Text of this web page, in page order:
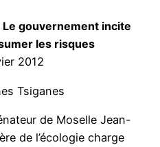
gouvernement incite
les risques
2012
Tsiganes
de Moselle Jean-
de l’écologie charge